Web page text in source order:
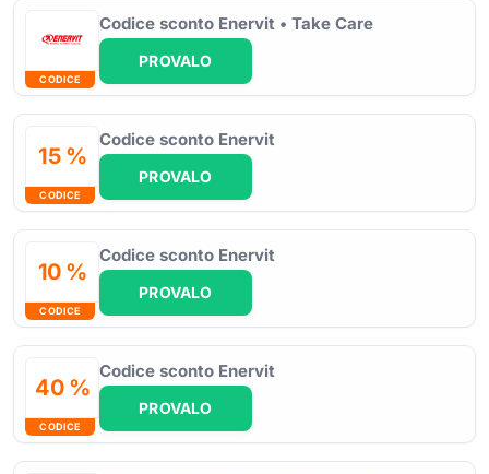
CODICE
Codice sconto Enervit • Take Care
PROVALO
15 %
CODICE
Codice sconto Enervit
PROVALO
10 %
CODICE
Codice sconto Enervit
PROVALO
40 %
CODICE
Codice sconto Enervit
PROVALO